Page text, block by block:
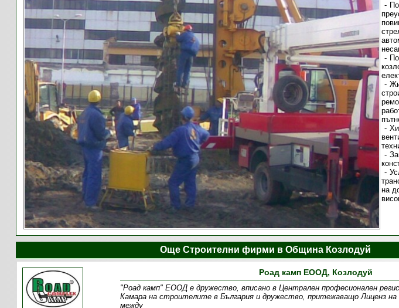
на
Още Строителни фирми в Община Козлодуй
Роад камп ЕООД, Козлодуй
"Роад камп" ЕООД е дружество, вписано в Централен професионален
Камара на строителите в България и дружество, притежаващо Лиценз
между